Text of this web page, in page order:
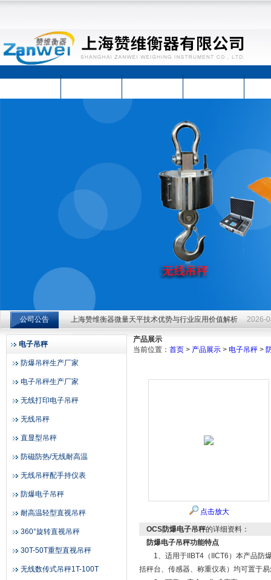
上海赞维衡器有限公司
公司公告
上海赞维衡器微量天平技术优势与行业应用价值解析
上海赞维衡器微量天平技术优势与行业应用价值解析 2026-
上海赞维衡器微量天平技术优势与行业应用价值解析
电子吊秤
防爆吊秤生产厂家
电子吊秤生产厂家
无线打印电子吊秤
无线吊秤
直显型吊秤
防磁防热/无线耐高温
无线吊秤配手持仪表
防爆电子吊秤
耐高温轻型直视吊秤
360°旋转直视吊秤
30T-50T重型直视吊秤
无线数传式吊秤1T-100T
产品展示
当前位置： 首页 > 产品展示 > 电子吊秤 >
点击放大
OCS防爆电子吊秤的详细资料：
防爆电子吊秤功能特点
1、适用于IIBT4（IICT6）本产品防爆
括秤台、传感器、称重仪表）均可置于